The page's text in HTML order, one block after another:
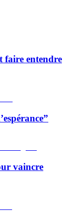
faire entendre
vaincre